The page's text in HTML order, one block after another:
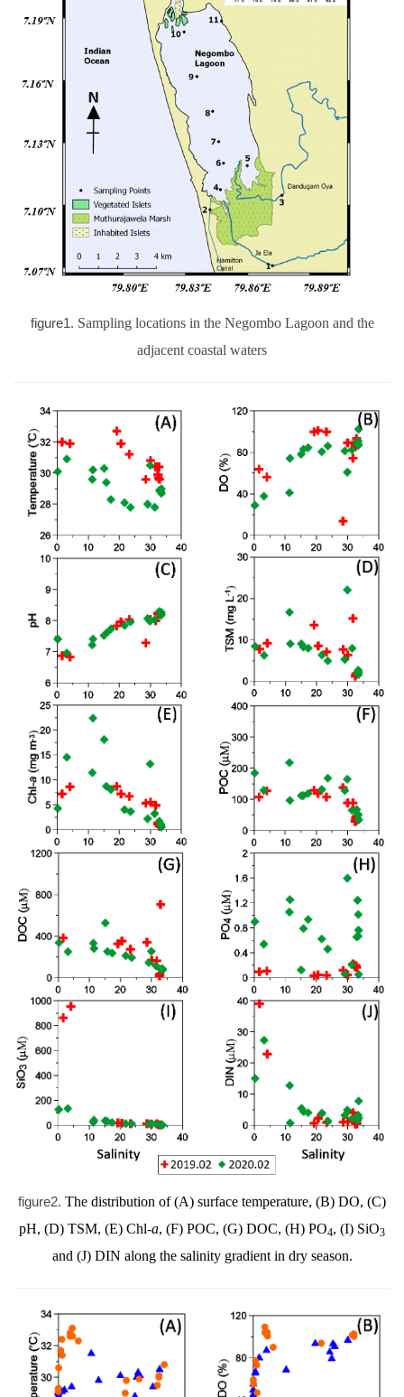
figure1. Sampling locations in the Negombo Lagoon and the
adjacent coastal waters
figure2. The distribution of (A) surface temperature, (B) DO, (C)
pH, (D) TSM, (E) Chl-a, (F) POC, (G) DOC, (H) PO4, (I) SiO3
and (J) DIN along the salinity gradient in dry season.